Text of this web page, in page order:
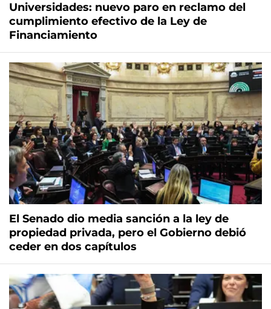
Universidades: nuevo paro en reclamo del
cumplimiento efectivo de la Ley de
Financiamiento
El Senado dio media sanción a la ley de
propiedad privada, pero el Gobierno debió
ceder en dos capítulos